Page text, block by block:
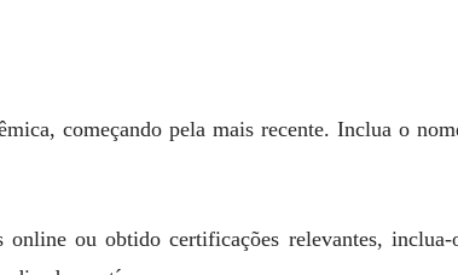
começando pela mais recente. Inclua o
online ou obtido certificações relevantes,